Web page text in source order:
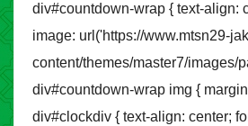
div#countdown-wrap { text-align:
image: url('https://www.mtsn29-
content/themes/master7/images/
div#countdown-wrap img {
div#clockdiv { text-align: center;